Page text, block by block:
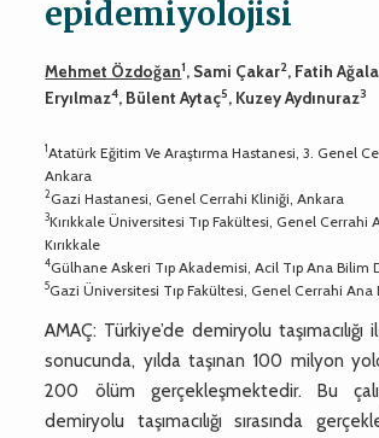
epidemiyolojisi
Mehmet Özdoğan1, Sami Çakar2, Fatih
Eryılmaz4, Bülent Aytaç5, Kuzey Aydınuraz3
1Atatürk Eğitim Ve Araştırma Hastanesi, 3. Genel
Ankara
2Gazi Hastanesi, Genel Cerrahi Kliniği, Ankara
3Kırıkkale Üniversitesi Tıp Fakültesi, Genel Cerrahi
Kırıkkale
4Gülhane Askeri Tıp Akademisi, Acil Tıp Ana Bilim
5Gazi Üniversitesi Tıp Fakültesi, Genel Cerrahi Ana
AMAÇ: Türkiye’de demiryolu taşımacılığı
sonucunda, yılda taşınan 100 milyon
200 ölüm gerçekleşmektedir. Bu
demiryolu taşımacılığı sırasında